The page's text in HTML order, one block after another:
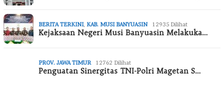
BERITA TERKINI, KAB. MUSI BANYUASIN 12935 Dilihat
Kejaksaan Negeri Musi Banyuasin Melakuka…
PROV. JAWA TIMUR 12762 Dilihat
Penguatan Sinergitas TNI-Polri Magetan S…